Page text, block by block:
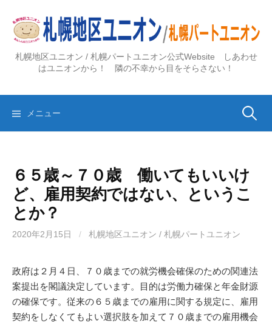
ス
札幌地区ユニオン / 札幌パートユニオン公式Website しあわせ
はユニオンから！ 隣の不幸から目をそらさない！
メニュー 検
６５歳～７０歳 働いてもいいけ
ど、雇用契約ではない、というこ
とか？
2020年2月15日 / 札幌地区ユニオン / 札幌パートユニオン
政府は２月４日、７０歳までの就労機会確保のための関連法
案提出を閣議決定しています。目的は労働力確保と年金財源
の確保です。従来の６５歳までの雇用に関する規定に、雇用
契約をしなくてもよい選択肢を加えて７０歳までの雇用機会